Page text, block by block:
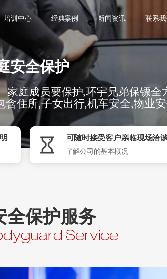
培训中心 经典案例 新闻资讯 联系我
安全保护
庭成员要保护,环宇兄弟保镖全
住所,子女出行,机车安全,物业
可随时接受客户亲临现场洽
了解公司的基本概况
全保护服务
Service